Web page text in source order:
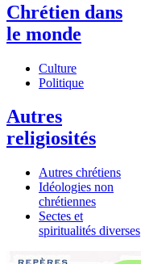
Chrétien dans
le monde
Culture
Politique
Autres
religiosités
Autres chrétiens
Idéologies non
chrétiennes
Sectes et
spiritualités diverses